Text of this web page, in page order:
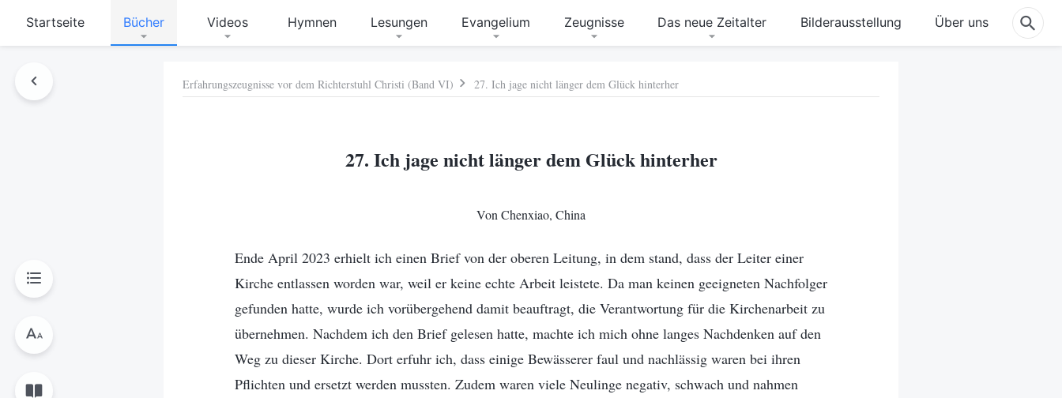
Startseite Bücher Videos Hymnen Lesungen Evangelium Zeugnisse Das neue Zeitalter Bilderausstellung Über uns
Erfahrungszeugnisse vor dem Richterstuhl Christi (Band VI) 27. Ich jage nicht länger dem Glück hinterher
27. Ich jage nicht länger dem Glück hinterher
Von Chenxiao, China
Ende April 2023 erhielt ich einen Brief von der oberen Leitung, in dem stand, dass der Leiter einer
Kirche entlassen worden war, weil er keine echte Arbeit leistete. Da man keinen geeigneten Nachfolger
gefunden hatte, wurde ich vorübergehend damit beauftragt, die Verantwortung für die Kirchenarbeit zu
übernehmen. Nachdem ich den Brief gelesen hatte, machte ich mich ohne langes Nachdenken auf den
Weg zu dieser Kirche. Dort erfuhr ich, dass einige Bewässerer faul und nachlässig waren bei ihren
Pflichten und ersetzt werden mussten. Zudem waren viele Neulinge negativ, schwach und nahmen